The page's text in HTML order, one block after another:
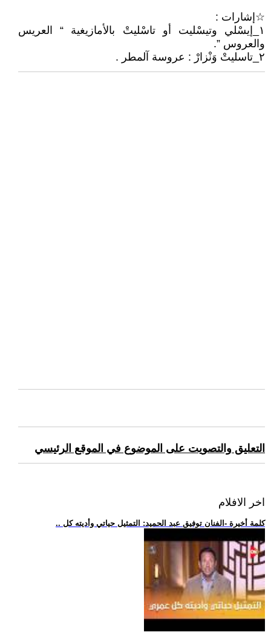
☆إشارات :
١_إيسْلي وتيسْليت أو تاسْليتْ بالأمازيغية “ العريس
والعروس ”.
٢_تاسليتْ وَنْزارْ : عروسة آلمطر .
التعليق والتصويت على الموضوع في الموقع الرئيسي
اخر الافلام
.. كلمة أخيرة -الفنان توفيق عبد الحميد: التمثيل حياتي وأديته كل